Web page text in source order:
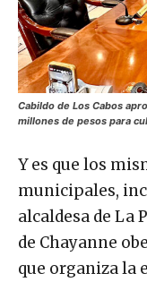
Cabildo de Los Cabos
millones de pesos para
Y es que los
municipales,
alcaldesa de La
de Chayanne
que organiza la